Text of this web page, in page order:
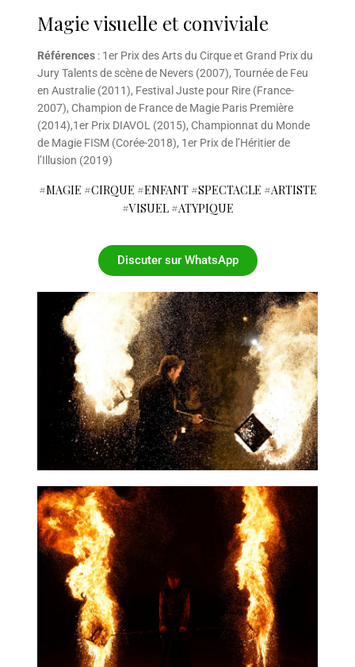
Magie visuelle et conviviale
Références : 1er Prix des Arts du Cirque et Grand Prix du
Jury Talents de scène de Nevers (2007), Tournée de Feu
en Australie (2011), Festival Juste pour Rire (France-
2007), Champion de France de Magie Paris Première
(2014),1er Prix DIAVOL (2015), Championnat du Monde
de Magie FISM (Corée-2018), 1er Prix de l’Héritier de
l’Illusion (2019)
#MAGIE #CIRQUE #ENFANT #SPECTACLE #ARTISTE
#VISUEL #ATYPIQUE
Discuter sur WhatsApp